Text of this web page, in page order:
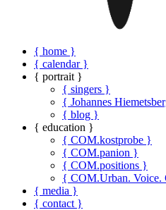
{ home }
{ calendar }
{ portrait }
{ singers }
{ Johannes
{ blog }
{ education }
{ COM.kostprobe }
{ COM.panion }
{ COM.positions }
{ COM.Urban. Voice.
{ media }
{ contact }